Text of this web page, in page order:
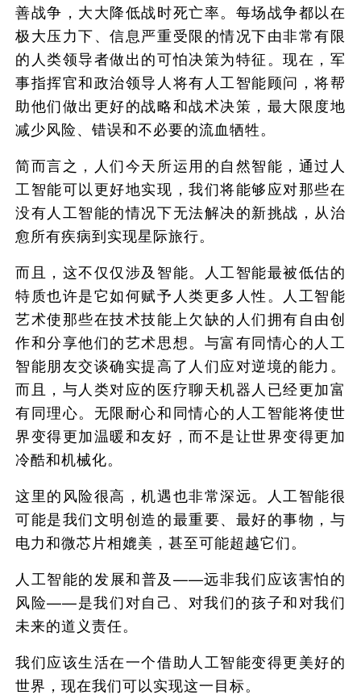
善战争，大大降低战时死亡率。每场战争都以在
极大压力下、信息严重受限的情况下由非常有限
的人类领导者做出的可怕决策为特征。现在，军
事指挥官和政治领导人将有人工智能顾问，将帮
助他们做出更好的战略和战术决策，最大限度地
减少风险、错误和不必要的流血牺牲。
简而言之，人们今天所运用的自然智能，通过人
工智能可以更好地实现，我们将能够应对那些在
没有人工智能的情况下无法解决的新挑战，从治
愈所有疾病到实现星际旅行。
而且，这不仅仅涉及智能。人工智能最被低估的
特质也许是它如何赋予人类更多人性。人工智能
艺术使那些在技术技能上欠缺的人们拥有自由创
作和分享他们的艺术思想。与富有同情心的人工
智能朋友交谈确实提高了人们应对逆境的能力。
而且，与人类对应的医疗聊天机器人已经更加富
有同理心。无限耐心和同情心的人工智能将使世
界变得更加温暖和友好，而不是让世界变得更加
冷酷和机械化。
这里的风险很高，机遇也非常深远。人工智能很
可能是我们文明创造的最重要、最好的事物，与
电力和微芯片相媲美，甚至可能超越它们。
人工智能的发展和普及——远非我们应该害怕的
风险——是我们对自己、对我们的孩子和对我们
未来的道义责任。
我们应该生活在一个借助人工智能变得更美好的
世界，现在我们可以实现这一目标。